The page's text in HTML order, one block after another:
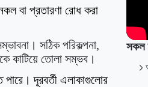
বা প্রতারণা রোধ করা
সঠিক পরিকল্পনা,
কাটিয়ে তোলা সম্ভব।
দূরবর্তী এলাকাগুলোর
সকল